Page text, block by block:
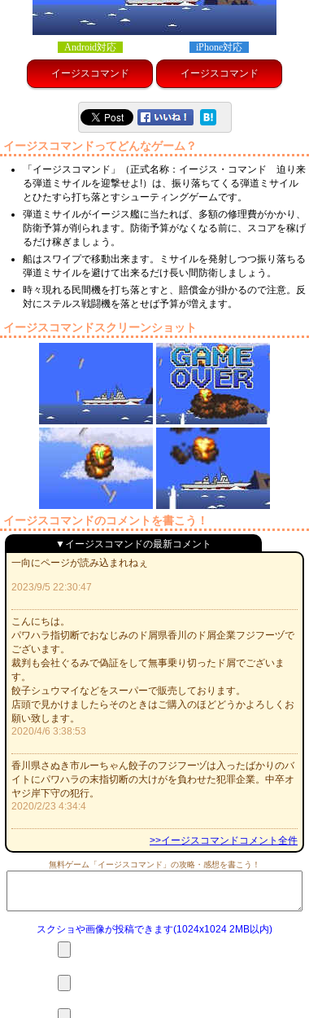
Android対応
イージスコマンド
iPhone対応
イージスコマンド
イージスコマンドってどんなゲーム？
「イージスコマンド」（正式名称：イージス・コマンド 迫り来
る弾道ミサイルを迎撃せよ!）は、振り落ちてくる弾道ミサイル
とひたすら打ち落とすシューティングゲームです。
弾道ミサイルがイージス艦に当たれば、多額の修理費がかかり、
防衛予算が削られます。防衛予算がなくなる前に、スコアを稼げ
るだけ稼ぎましょう。
船はスワイプで移動出来ます。ミサイルを発射しつつ振り落ちる
弾道ミサイルを避けて出来るだけ長い間防衛しましょう。
時々現れる民間機を打ち落とすと、賠償金が掛かるので注意。反
対にステルス戦闘機を落とせば予算が増えます。
イージスコマンドスクリーンショット
イージスコマンドのコメントを書こう！
▼イージスコマンドの最新コメント
一向にページが読み込まれねぇ
2023/9/5 22:30:47
こんにちは。
パワハラ指切断でおなじみのド屑県香川のド屑企業フジフーヅで
ございます。
裁判も会社ぐるみで偽証をして無事乗り切ったド屑でございま
す。
餃子シュウマイなどをスーパーで販売しております。
店頭で見かけましたらそのときはご購入のほどどうかよろしくお
願い致します。
2020/4/6 3:38:53
香川県さぬき市ルーちゃん餃子のフジフーヅは入ったばかりのバ
イトにパワハラの末指切断の大けがを負わせた犯罪企業。中卒オ
ヤジ岸下守の犯行。
2020/2/23 4:34:4
>>イージスコマンドコメント全件
無料ゲーム「イージスコマンド」の攻略・感想を書こう！
スクショや画像が投稿できます(1024x1024 2MB以内)